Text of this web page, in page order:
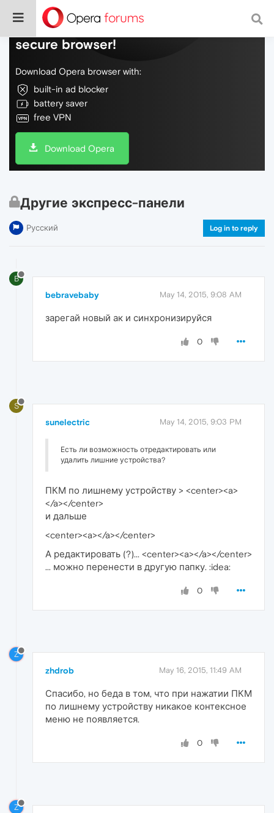
Do more on the web, with a fast and
secure browser!
Download Opera browser with:
built-in ad blocker
battery saver
free VPN
Download Opera
Другие экспресс-панели
Русский Log in to reply
B
bebravebaby May 14, 2015, 9:08 AM
зарегай новый ак и синхронизируйся
0
S
sunelectric May 14, 2015, 9:03 PM
Есть ли возможность отредактировать или
удалить лишние устройства?
ПКМ по лишнему устройству > <center><a>
</a></center>
и дальше
<center><a></a></center>
А редактировать (?)... <center><a></a></center>
... можно перенести в другую папку. :idea:
0
Z
zhdrob May 16, 2015, 11:49 AM
Спасибо, но беда в том, что при нажатии ПКМ
по лишнему устройству никакое контексное
меню не появляется.
0
Z